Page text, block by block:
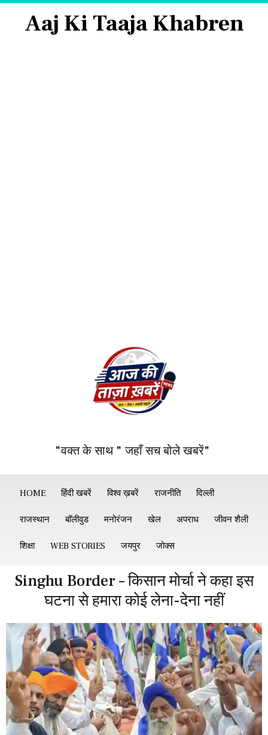
Aaj Ki Taaja Khabren
"वक्त के साथ " जहाँ सच बोले खबरें"
HOME हिंदी खबरें विश्व ख़बरें राजनीति दिल्ली
राजस्थान बॉलीवुड मनोरंजन खेल अपराध जीवन शैली
शिक्षा WEB STORIES जयपुर जोक्स
Singhu Border – किसान मोर्चा ने कहा इस
घटना से हमारा कोई लेना-देना नहीं